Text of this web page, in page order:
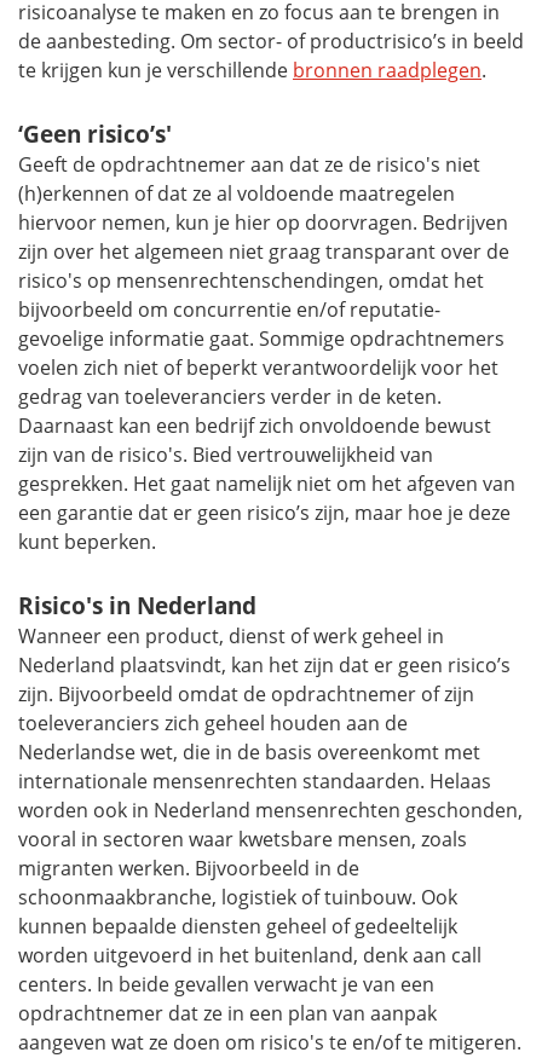
risicoanalyse te maken en zo focus aan te brengen in
de aanbesteding. Om sector- of productrisico’s in beeld
te krijgen kun je verschillende bronnen raadplegen.
‘Geen risico’s'
Geeft de opdrachtnemer aan dat ze de risico's niet
(h)erkennen of dat ze al voldoende maatregelen
hiervoor nemen, kun je hier op doorvragen. Bedrijven
zijn over het algemeen niet graag transparant over de
risico's op mensenrechtenschendingen, omdat het
bijvoorbeeld om concurrentie en/of reputatie-
gevoelige informatie gaat. Sommige opdrachtnemers
voelen zich niet of beperkt verantwoordelijk voor het
gedrag van toeleveranciers verder in de keten.
Daarnaast kan een bedrijf zich onvoldoende bewust
zijn van de risico's. Bied vertrouwelijkheid van
gesprekken. Het gaat namelijk niet om het afgeven van
een garantie dat er geen risico’s zijn, maar hoe je deze
kunt beperken.
Risico's in Nederland
Wanneer een product, dienst of werk geheel in
Nederland plaatsvindt, kan het zijn dat er geen risico’s
zijn. Bijvoorbeeld omdat de opdrachtnemer of zijn
toeleveranciers zich geheel houden aan de
Nederlandse wet, die in de basis overeenkomt met
internationale mensenrechten standaarden. Helaas
worden ook in Nederland mensenrechten geschonden,
vooral in sectoren waar kwetsbare mensen, zoals
migranten werken. Bijvoorbeeld in de
schoonmaakbranche, logistiek of tuinbouw. Ook
kunnen bepaalde diensten geheel of gedeeltelijk
worden uitgevoerd in het buitenland, denk aan call
centers. In beide gevallen verwacht je van een
opdrachtnemer dat ze in een plan van aanpak
aangeven wat ze doen om risico's te en/of te mitigeren.